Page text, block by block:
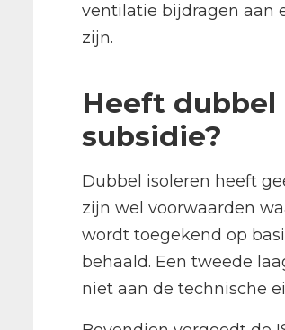
ventilatie bijdragen aan
zijn.
Heeft dubbel
subsidie?
Dubbel isoleren heeft
zijn wel voorwaarden
wordt toegekend op
behaald. Een tweede
niet aan de technische